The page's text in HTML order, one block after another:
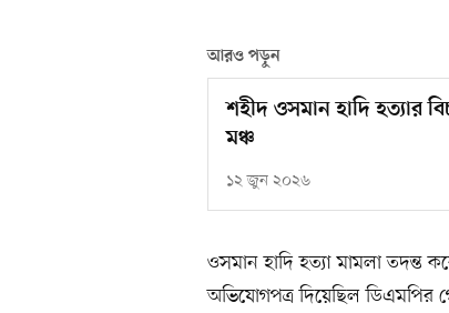
আরও পড়ুন
শহীদ ওসমান হাদি হত্যার
মঞ্চ
১২ জুন ২০২৬
ওসমান হাদি ‎হত্যা মামলা তদন্ত
অভিযোগপত্র দিয়েছিল ডিএমপির